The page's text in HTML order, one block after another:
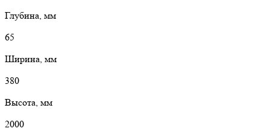
Глубина, мм
65
Ширина, мм
380
Высота, мм
2000